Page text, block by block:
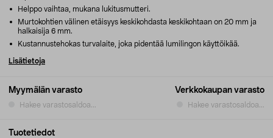
Myymälän varasto
Hakee varastosaldoa...
Verkkokaupan varasto
Hakee varastosaldoa...
Helppo vaihtaa, mukana lukitusmutteri.
Murtokohtien välinen etäisyys keskikohdasta keskikohtaan on 20 mm ja
halkaisija 6 mm.
Kustannustehokas turvalaite, joka pidentää lumilingon käyttöikää.
Lisätietoja
Tuotetiedot